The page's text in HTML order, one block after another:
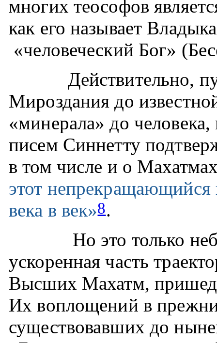
многих теософов
как его называет
«человеческий Бог»
Действительно,
Мироздания до
«минерала» до
писем Синнетту
в том числе и о
этот непрекращающийся
века в век»8.
Но это только
ускоренная часть
Высших Махатм,
Их воплощений в
существовавших до